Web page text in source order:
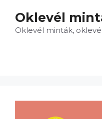
tartalomba
Oklevél
Oklevél minták,